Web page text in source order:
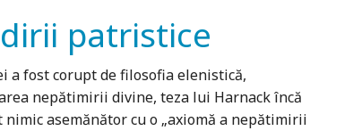
patristice
a fost corupt de filosofia elenistică,
nepătimirii divine, teza lui Harnack încă
asemănător cu o „axiomă a nepătimirii